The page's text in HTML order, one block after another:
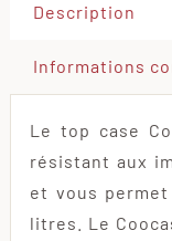
Description
Informations
Le top case
résistant aux
et vous
litres. Le